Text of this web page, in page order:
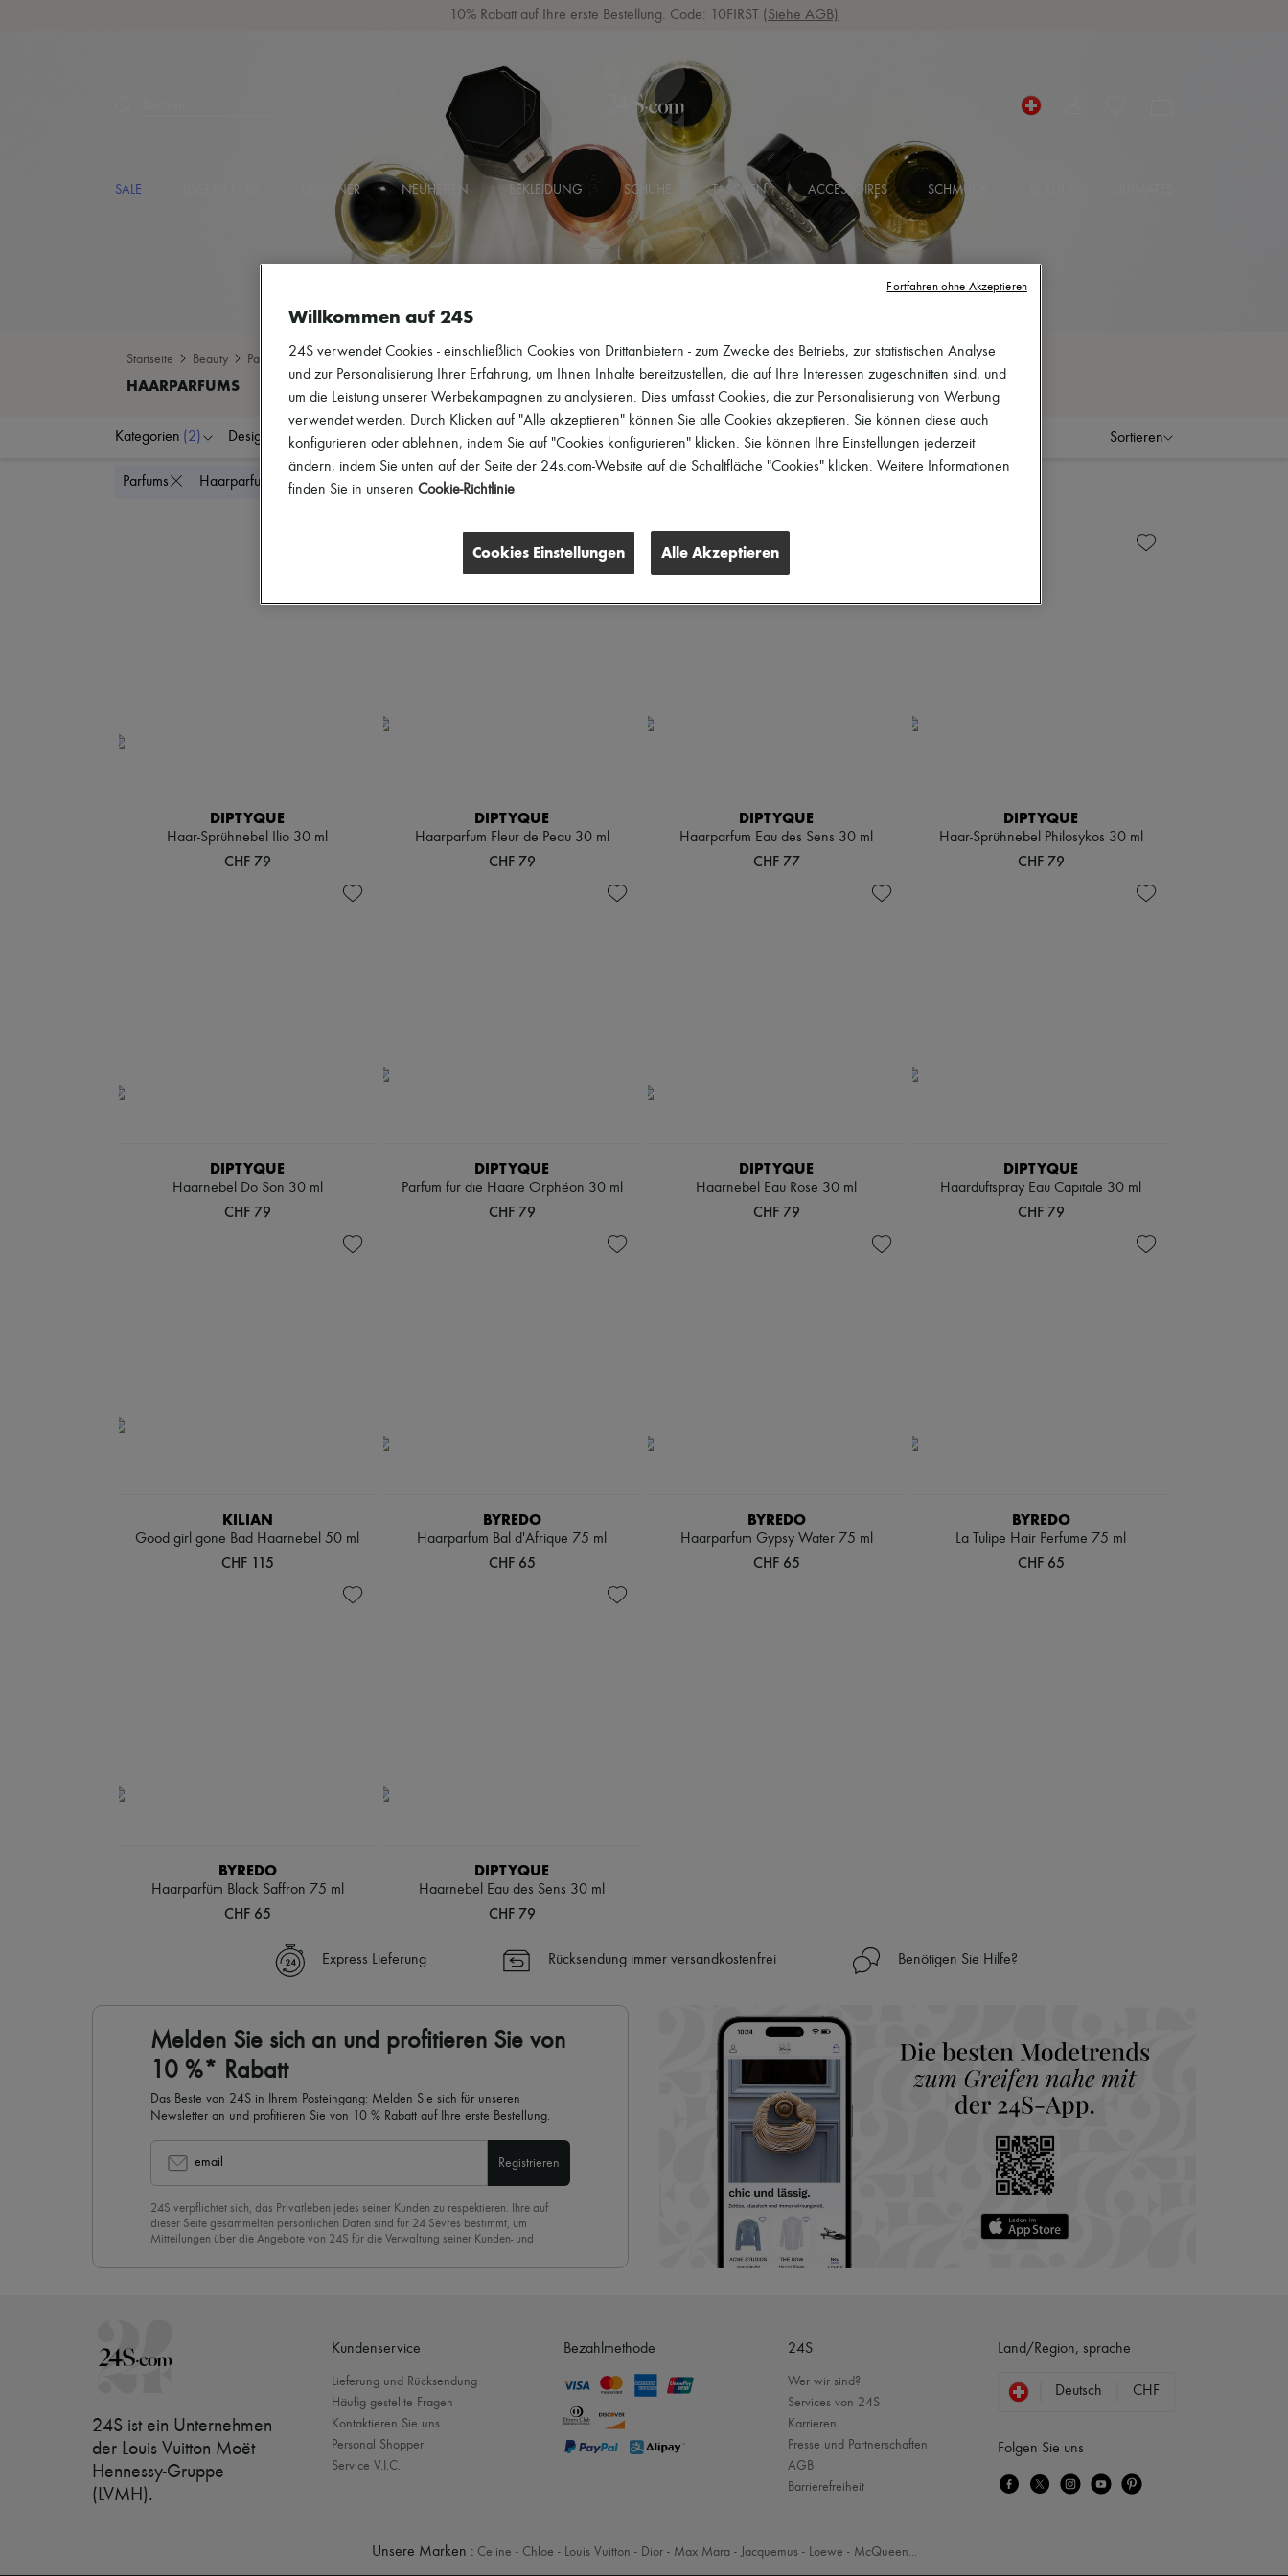
10% Rabatt auf Ihre erste Bestellung. Code: 10FIRST (Siehe AGB)
SALE DESIGNER NEUHEITEN BEKLEIDUNG SCHUHE TASCHEN ACCESSOIRES SCHMUCK
Startseite Beauty Parfums Haarparfums
Kategorien (2) Designer Preis Sortieren
Parfums Haarparfums Alle löschen
DIPTYQUE
Haar-Sprühnebel Ilio 30 ml
CHF 79
DIPTYQUE
Haarparfum Fleur de Peau 30 ml
CHF 79
DIPTYQUE
Haarparfum Eau des Sens 30 ml
CHF 77
DIPTYQUE
Haar-Sprühnebel Philosykos 30 ml
CHF 79
DIPTYQUE
Haarnebel Do Son 30 ml
CHF 79
DIPTYQUE
Parfum für die Haare Orphéon 30 ml
CHF 79
DIPTYQUE
Haarnebel Eau Rose 30 ml
CHF 79
DIPTYQUE
Haarduftspray Eau Capitale 30 ml
CHF 79
KILIAN
Good girl gone Bad Haarnebel 50 ml
CHF 115
BYREDO
Haarparfum Bal d'Afrique 75 ml
CHF 65
BYREDO
Haarparfum Gypsy Water 75 ml
CHF 65
BYREDO
La Tulipe Hair Perfume 75 ml
CHF 65
BYREDO
Haarparfüm Black Saffron 75 ml
CHF 65
DIPTYQUE
Haarnebel Eau des Sens 30 ml
CHF 79
Express Lieferung Rücksendung immer versandkostenfrei Benötigen Sie Hilfe?
Melden Sie sich an und profitieren Sie von
10 %* Rabatt
Das Beste von 24S in Ihrem Posteingang: Melden Sie sich für unseren
Newsletter an und profitieren Sie von 10 % Rabatt auf Ihre erste Bestellung.
email Registrieren
24S verpflichtet sich, das Privatleben jedes seiner Kunden zu respektieren. Ihre auf
dieser Seite gesammelten persönlichen Daten sind für 24 Sèvres bestimmt, um
Mitteilungen über die Angebote von 24S für die Verwaltung seiner Kunden- und
stimmen Sie unsererDatenschutzrichtlinievorbehaltlos zu. Um den Newsletter
24S ist ein Unternehmen
der Louis Vuitton Moët
Hennessy-Gruppe
(LVMH).
Kundenservice
Lieferung und Rücksendung
Häufig gestellte Fragen
Kontaktieren Sie uns
Personal Shopper
Service V.I.C.
Bezahlmethode 24S
Wer wir sind?
Services von 24S
Karrieren
Presse und Partnerschaften
AGB
Barrierefreiheit
Land/Region, sprache
Deutsch CHF
Folgen Sie uns
Unsere Marken : Celine - Chloe - Louis Vuitton - Dior- Max Mara- Jacquemus- Loewe - McQueen...
Willkommen auf 24S
24S verwendet Cookies - einschließlich Cookies von Drittanbietern - zum Zwecke des Betriebs, zur statistischen Analyse
und zur Personalisierung Ihrer Erfahrung, um Ihnen Inhalte bereitzustellen, die auf Ihre Interessen zugeschnitten sind, und
um die Leistung unserer Werbekampagnen zu analysieren. Dies umfasst Cookies, die zur Personalisierung von Werbung
verwendet werden. Durch Klicken auf "Alle akzeptieren" können Sie alle Cookies akzeptieren. Sie können diese auch
konfigurieren oder ablehnen, indem Sie auf "Cookies konfigurieren" klicken. Sie können Ihre Einstellungen jederzeit
ändern, indem Sie unten auf der Seite der 24s.com-Website auf die Schaltfläche "Cookies" klicken. Weitere Informationen
finden Sie in unseren Cookie-Richtlinie
Cookies Einstellungen Alle Akzeptieren
Fortfahren ohne Akzeptieren